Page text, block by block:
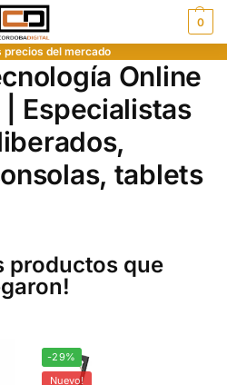
0
precios del mercado
Online
Especialistas
tablets
productos que
-29%
Nuevo!